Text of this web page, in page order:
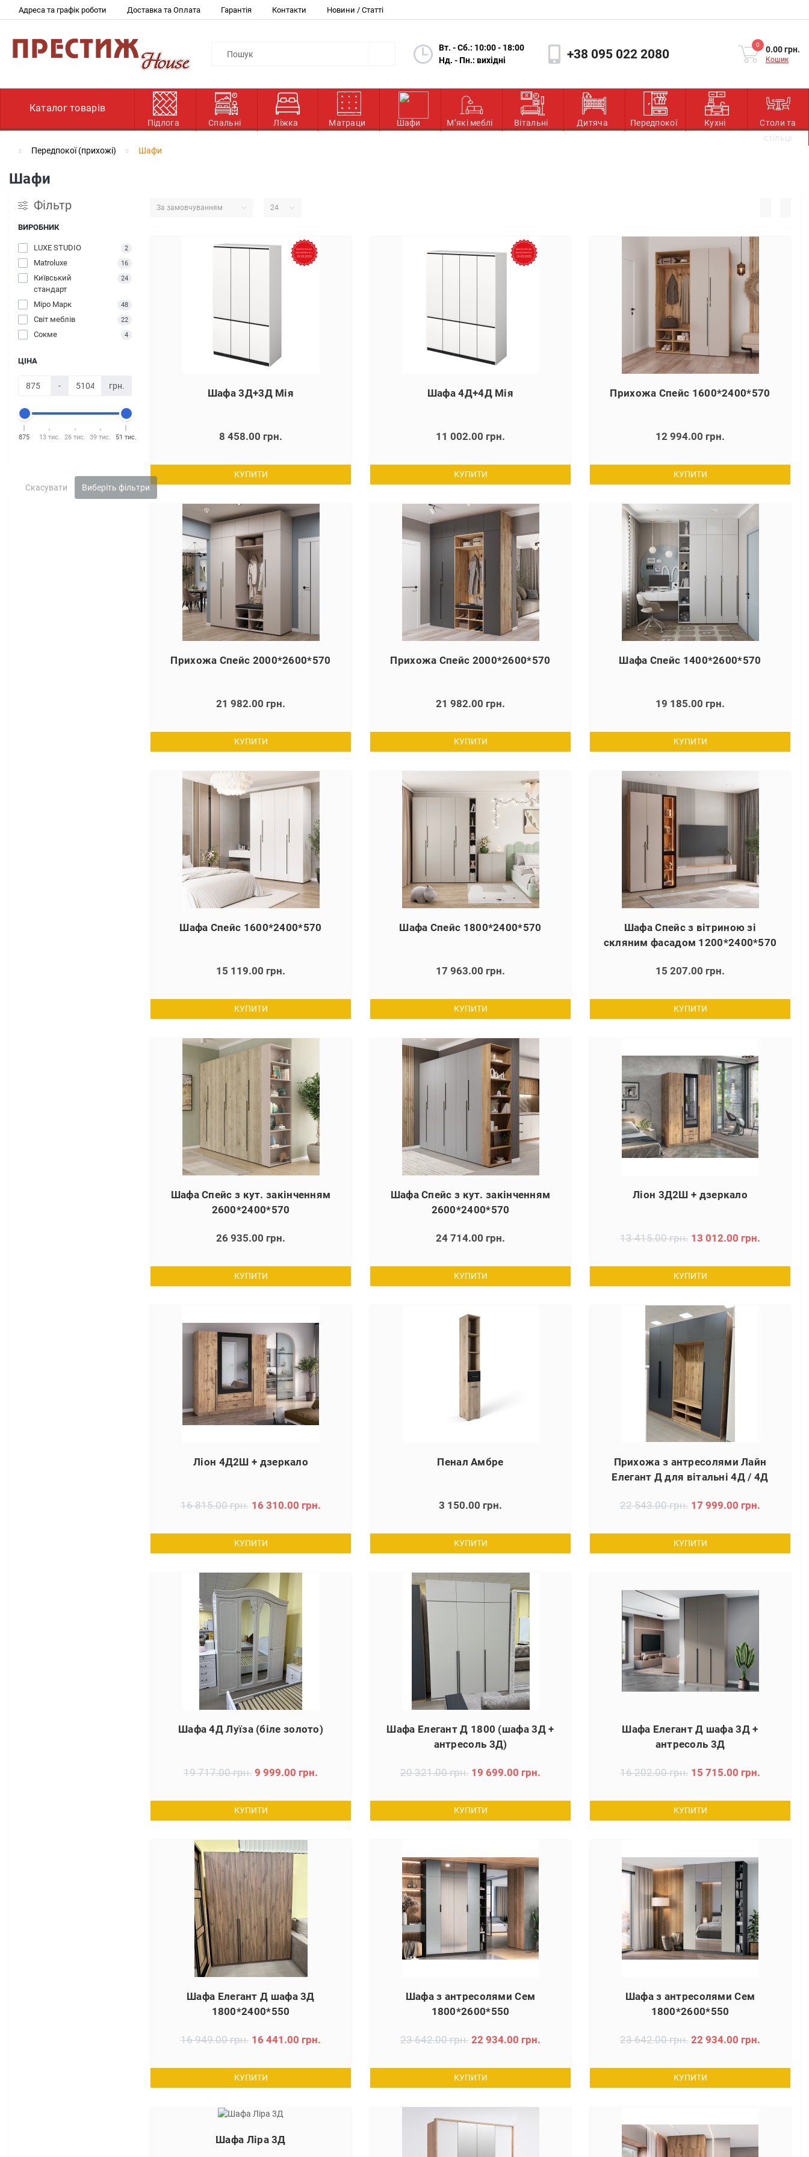
Адреса та графік роботи Доставка та Оплата Гарантія Контакти Новини / Статті
Вт. - Сб.: 10:00 - 18:00
Нд. - Пн.: вихідні
+38 095 022 2080
0 0.00 грн.
Кошик
Каталог товарів
Підлога Спальні Ліжка Матраци Шафи М’які меблі Вітальні Дитяча Передпокої Кухні
Столи та
стільці
Передпокої (прихожі)
Шафи
Шафи
Фільтр
ВИРОБНИК
LUXE STUDIO 2
Matroluxe 16
Київський
стандарт
24
Міро Марк 48
Світ меблів 22
Сокме 4
ЦІНА
- грн.
875 13 тис. 26 тис. 39 тис. 51 тис.
Скасувати Виберіть фільтри
Шафа 3Д+3Д Мія
8 458.00 грн.
КУПИТИ
Шафа 4Д+4Д Мія
11 002.00 грн.
КУПИТИ
Прихожа Спейс 1600*2400*570
12 994.00 грн.
КУПИТИ
Прихожа Спейс 2000*2600*570
21 982.00 грн.
КУПИТИ
Прихожа Спейс 2000*2600*570
21 982.00 грн.
КУПИТИ
Шафа Спейс 1400*2600*570
19 185.00 грн.
КУПИТИ
Шафа Спейс 1600*2400*570
15 119.00 грн.
КУПИТИ
Шафа Спейс 1800*2400*570
17 963.00 грн.
КУПИТИ
Шафа Спейс з вітриною зі
скляним фасадом 1200*2400*570
15 207.00 грн.
КУПИТИ
Шафа Спейс з кут. закінченням
2600*2400*570
26 935.00 грн.
КУПИТИ
Шафа Спейс з кут. закінченням
2600*2400*570
24 714.00 грн.
КУПИТИ
Ліон 3Д2Ш + дзеркало
13 415.00 грн. 13 012.00 грн.
КУПИТИ
Ліон 4Д2Ш + дзеркало
16 815.00 грн. 16 310.00 грн.
КУПИТИ
Пенал Амбре
3 150.00 грн.
КУПИТИ
Прихожа з антресолями Лайн
Елегант Д для вітальні 4Д / 4Д
22 543.00 грн. 17 999.00 грн.
КУПИТИ
Шафа 4Д Луїза (біле золото)
19 717.00 грн. 9 999.00 грн.
КУПИТИ
Шафа Елегант Д 1800 (шафа 3Д +
антресоль 3Д)
20 321.00 грн. 19 699.00 грн.
КУПИТИ
Шафа Елегант Д шафа 3Д +
антресоль 3Д
16 202.00 грн. 15 715.00 грн.
КУПИТИ
Шафа Елегант Д шафа 3Д
1800*2400*550
16 949.00 грн. 16 441.00 грн.
КУПИТИ
Шафа з антресолями Сем
1800*2600*550
23 642.00 грн. 22 934.00 грн.
КУПИТИ
Шафа з антресолями Сем
1800*2600*550
23 642.00 грн. 22 934.00 грн.
КУПИТИ
Шафа Ліра 3Д